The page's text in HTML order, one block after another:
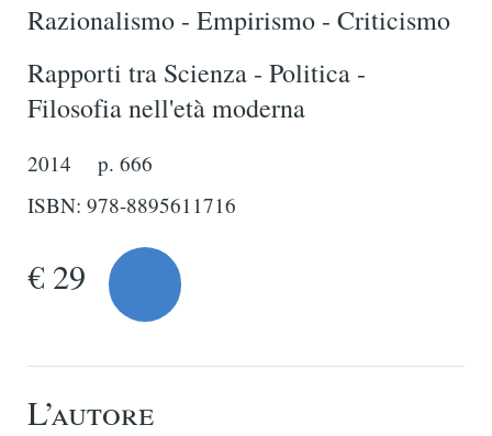
Razionalismo - Empirismo - Criticismo
Rapporti tra Scienza - Politica -
Filosofia nell'età moderna
2014
p. 666
ISBN: 978-8895611716
€ 29
L’autore